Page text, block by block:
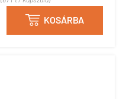
 KOSÁRBA